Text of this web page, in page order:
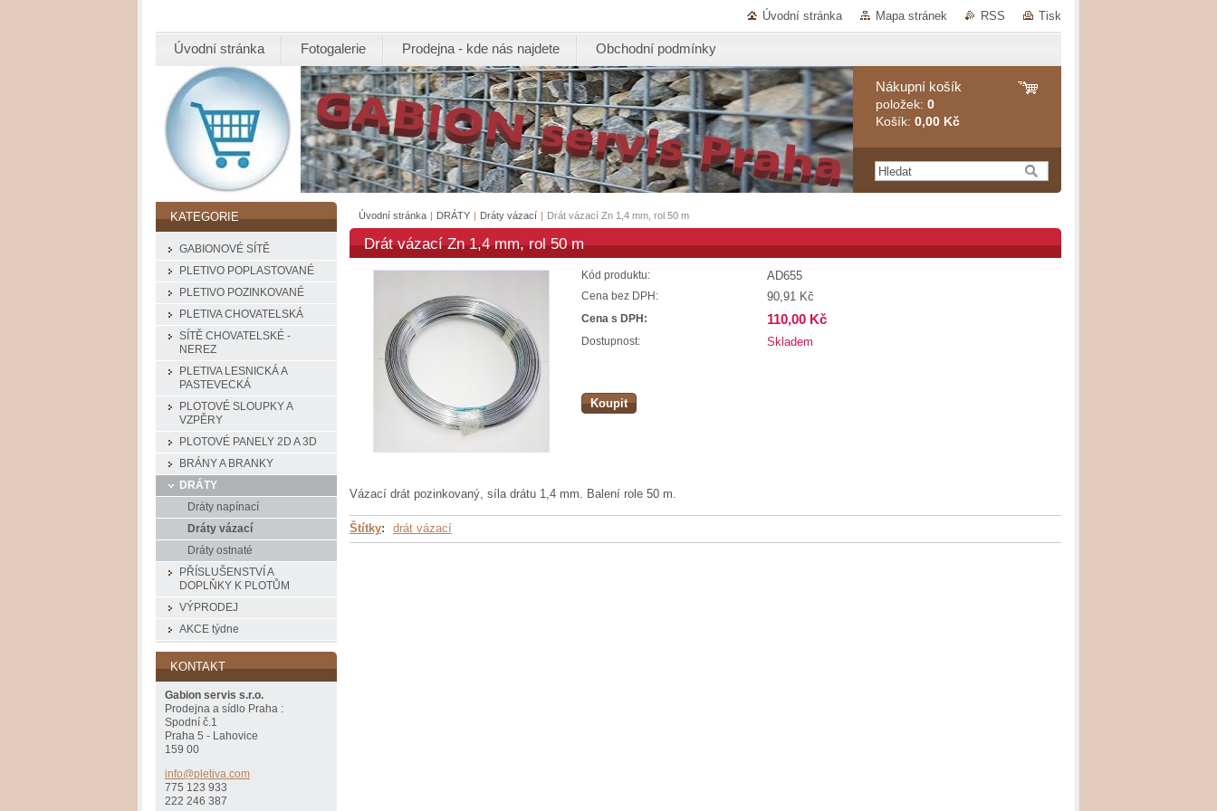
Úvodní stránka Mapa stránek RSS Tisk
Úvodní stránka Fotogalerie Prodejna - kde nás najdete Obchodní podmínky
Nákupní košík
položek: 0
Košík: 0,00 Kč
Úvodní stránka | DRÁTY | Dráty vázací | Drát vázací Zn 1,4 mm, rol 50 m
Drát vázací Zn 1,4 mm, rol 50 m
Kód produktu: AD655
Cena bez DPH: 90,91 Kč
Cena s DPH: 110,00 Kč
Dostupnost: Skladem
Koupit
Vázací drát pozinkovaný, síla drátu 1,4 mm. Balení role 50 m.
Štítky: drát vázací
KATEGORIE
GABIONOVÉ SÍTĚ
PLETIVO POPLASTOVANÉ
PLETIVO POZINKOVANÉ
PLETIVA CHOVATELSKÁ
SÍTĚ CHOVATELSKÉ -
NEREZ
PLETIVA LESNICKÁ A
PASTEVECKÁ
PLOTOVÉ SLOUPKY A
VZPĚRY
PLOTOVÉ PANELY 2D A 3D
BRÁNY A BRANKY
DRÁTY
Dráty napínací
Dráty vázací
Dráty ostnaté
PŘÍSLUŠENSTVÍ A
DOPLŇKY K PLOTŮM
VÝPRODEJ
AKCE týdne
KONTAKT
Gabion servis s.r.o.
Prodejna a sídlo Praha :
Spodní č.1
Praha 5 - Lahovice
159 00
info@pletiva.com
775 123 933
222 246 387